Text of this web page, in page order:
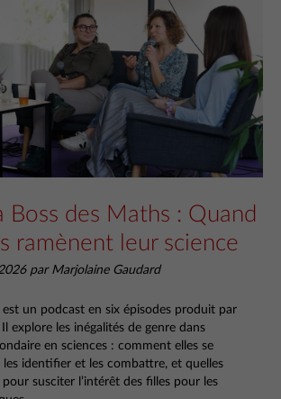
Boss des Maths : Quand
ramènent leur science
par Marjolaine Gaudard
est un podcast en six épisodes produit par
explore les inégalités de genre dans
en sciences : comment elles se
identifier et les combattre, et quelles
susciter l’intérêt des filles pour les